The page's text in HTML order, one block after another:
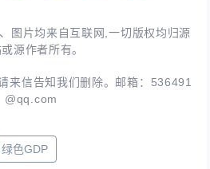
图片均来自互联网,一切版权均归源
源作者所有。
来信告知我们删除。邮箱： 536491
@qq.com
绿色GDP